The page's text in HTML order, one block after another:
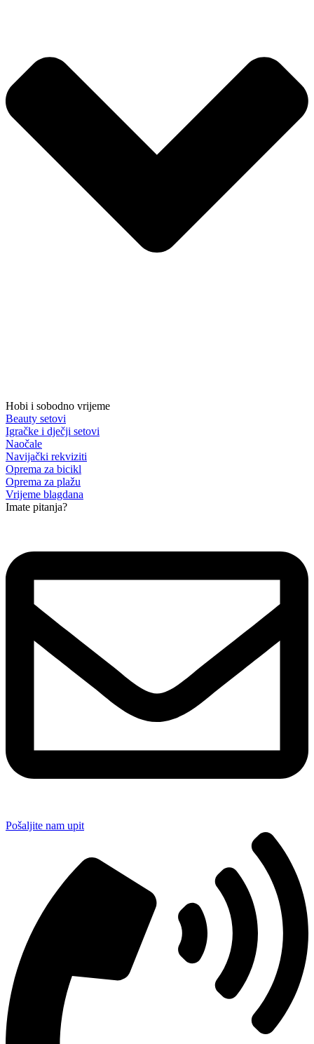
Hobi i sobodno vrijeme
Beauty setovi
Igračke i dječji setovi
Naočale
Navijački rekviziti
Oprema za bicikl
Oprema za plažu
Vrijeme blagdana
Imate pitanja?
Pošaljite nam upit